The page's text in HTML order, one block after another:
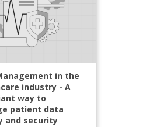
in the
industry - A
way to
patient data
and security